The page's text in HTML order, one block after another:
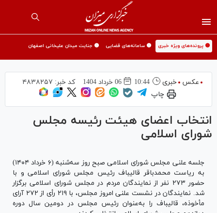
🟡 پرونده‌های ویژه خبری 🟡 سامانه‌های قضایی 🟡 جنایت میدان علیخانی اصفهان
عکس خبری 10:44 06 خرداد 1404 کد خبر: ۴۸۳۸۲۵۷
چاپ
انتخاب اعضای هیئت رئیسه مجلس
شورای اسلامی
جلسه علنی مجلس شورای اسلامی صبح روز سه‌شنبه (۶ خرداد ۱۴۰۴)
به ریاست محمدباقر قالیباف رئیس مجلس شورای اسلامی و با
حضور ۲۷۳ نفر از نمایندگان مردم در مجلس شورای اسلامی برگزار
شد. نمایندگان در نشست علنی امروز مجلس، با ۲۱۹ رأی از ۲۷۲ آرای
مأخوذه، قالیباف را به‌عنوان رئیس مجلس در دومین سال دوره